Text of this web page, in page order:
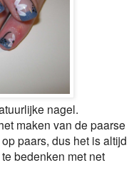
nagel.
maken van de paarse
paars, dus het is altijd
bedenken met net